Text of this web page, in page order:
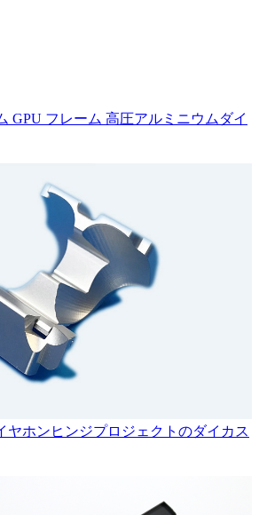
GPU フレーム 高圧アルミニウムダイ
ヤホンヒンジプロジェクトのダイカス